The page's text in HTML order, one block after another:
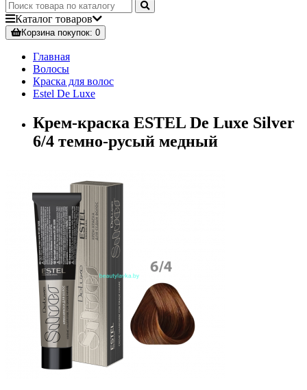
Каталог товаров
Корзинапокупок: 0
Главная
Волосы
Краска для волос
Estel De Luxe
Крем-краска ESTEL De Luxe Silver
6/4 темно-русый медный